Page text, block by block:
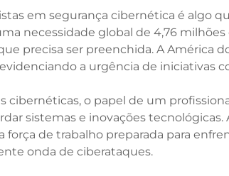
em segurança cibernética é algo
necessidade global de 4,76
precisa ser preenchida. A América
a urgência de iniciativas
cibernéticas, o papel de um
sistemas e inovações
de trabalho preparada para
onda de ciberataques.